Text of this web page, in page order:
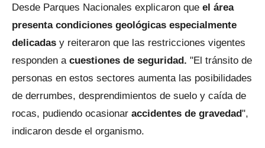
Desde Parques Nacionales explicaron que el área
presenta condiciones geológicas especialmente
delicadas y reiteraron que las restricciones vigentes
responden acuestiones de seguridad. "El tránsito de
personas en estos sectores aumenta las posibilidades
de derrumbes, desprendimientos de suelo y caída de
rocas, pudiendo ocasionar accidentes de gravedad",
indicaron desde el organismo.